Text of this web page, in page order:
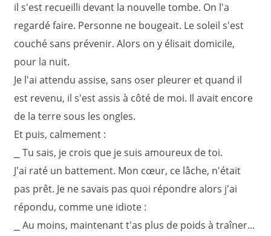
il s'est recueilli devant la nouvelle tombe. On l'a
regardé faire. Personne ne bougeait. Le soleil s'est
couché sans prévenir. Alors on y élisait domicile,
pour la nuit.
Je l'ai attendu assise, sans oser pleurer et quand il
est revenu, il s'est assis à côté de moi. Il avait encore
de la terre sous les ongles.
Et puis, calmement :
⎯ Tu sais, je crois que je suis amoureux de toi.
J'ai raté un battement. Mon cœur, ce lâche, n'était
pas prêt. Je ne savais pas quoi répondre alors j'ai
répondu, comme une idiote :
⎯ Au moins, maintenant t'as plus de poids à traîner...